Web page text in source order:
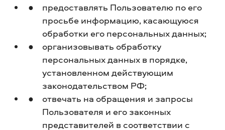
предоставлять Пользователю по его
просьбе информацию, касающуюся
обработки его персональных данных;
организовывать обработку
персональных данных в порядке,
установленном действующим
законодательством РФ;
отвечать на обращения и запросы
Пользователя и его законных
представителей в соответствии с